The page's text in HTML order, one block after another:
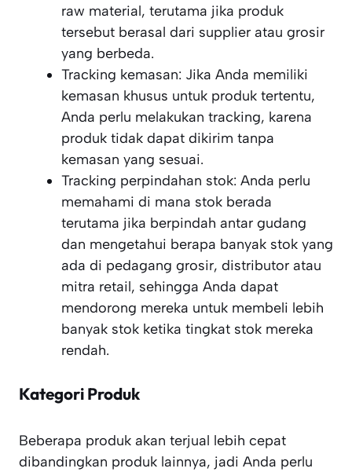
raw material, terutama jika produk
tersebut berasal dari supplier atau grosir
yang berbeda.
Tracking kemasan: Jika Anda memiliki
kemasan khusus untuk produk tertentu,
Anda perlu melakukan tracking, karena
produk tidak dapat dikirim tanpa
kemasan yang sesuai.
Tracking perpindahan stok: Anda perlu
memahami di mana stok berada
terutama jika berpindah antar gudang
dan mengetahui berapa banyak stok yang
ada di pedagang grosir, distributor atau
mitra retail, sehingga Anda dapat
mendorong mereka untuk membeli lebih
banyak stok ketika tingkat stok mereka
rendah.
Kategori Produk
Beberapa produk akan terjual lebih cepat
dibandingkan produk lainnya, jadi Anda perlu